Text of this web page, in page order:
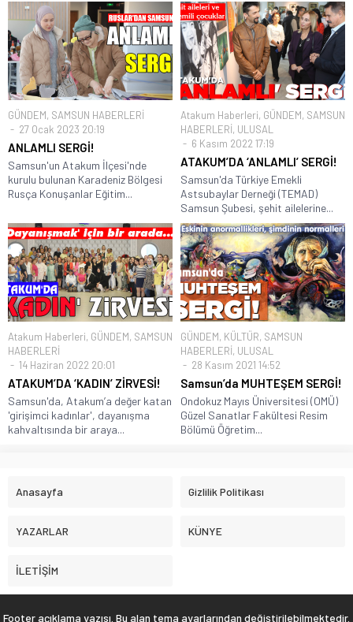
GÜNDEM, SAMSUN HABERLERİ
27 Ocak 2023 20:19
ANLAMLI SERGİ!
Samsun'un Atakum İlçesi'nde
kurulu bulunan Karadeniz Bölgesi
Rusça Konuşanlar Eğitim...
Atakum Haberleri, GÜNDEM, SAMSUN
HABERLERİ, ULUSAL
6 Kasım 2022 17:19
ATAKUM’DA ‘ANLAMLI’ SERGİ!
Samsun'da Türkiye Emekli
Astsubaylar Derneği (TEMAD)
Samsun Şubesi, şehit ailelerine...
Atakum Haberleri, GÜNDEM, SAMSUN
HABERLERİ
14 Haziran 2022 20:01
ATAKUM’DA ‘KADIN’ ZİRVESİ!
Samsun'da, Atakum’a değer katan
'girişimci kadınlar', dayanışma
kahvaltısında bir araya...
GÜNDEM, KÜLTÜR, SAMSUN
HABERLERİ, ULUSAL
28 Kasım 2021 14:52
Samsun’da MUHTEŞEM SERGİ!
Ondokuz Mayıs Üniversitesi (OMÜ)
Güzel Sanatlar Fakültesi Resim
Bölümü Öğretim...
Anasayfa Gizlilik Politikası
YAZARLAR KÜNYE
İLETİŞİM
Footer açıklama yazısı. Bu alan tema ayarlarından değiştirilebilmektedir.